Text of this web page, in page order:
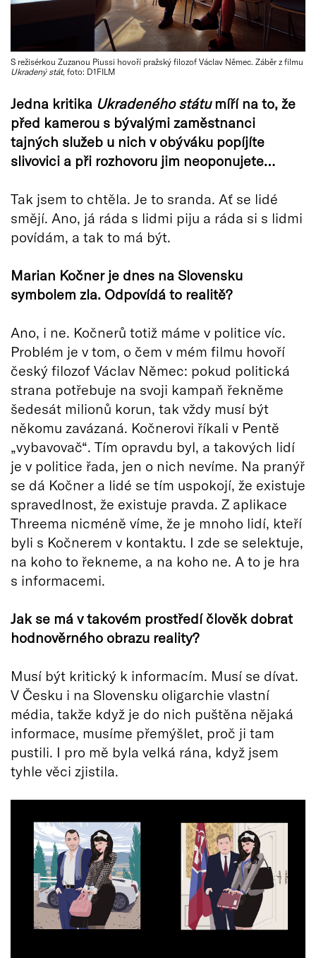
S režisérkou Zuzanou Piussi hovoří pražský filozof Václav Němec. Záběr z filmu
Ukradený stát, foto: D1FILM
Jedna kritika Ukradeného státumíří na to, že
před kamerou s bývalými zaměstnanci
tajných služeb u nich v obýváku popíjíte
slivovici a při rozhovoru jim neoponujete…
Tak jsem to chtěla. Je to sranda. Ať se lidé
smějí. Ano, já ráda s lidmi piju a ráda si s lidmi
povídám, a tak to má být.
Marian Kočner je dnes na Slovensku
symbolem zla. Odpovídá to realitě?
Ano, i ne. Kočnerů totiž máme v politice víc.
Problém je v tom, o čem v mém filmu hovoří
český filozof Václav Němec: pokud politická
strana potřebuje na svoji kampaň řekněme
šedesát milionů korun, tak vždy musí být
někomu zavázaná. Kočnerovi říkali v Pentě
„vybavovač“. Tím opravdu byl, a takových lidí
je v politice řada, jen o nich nevíme. Na pranýř
se dá Kočner a lidé se tím uspokojí, že existuje
spravedlnost, že existuje pravda. Z aplikace
Threema nicméně víme, že je mnoho lidí, kteří
byli s Kočnerem v kontaktu. I zde se selektuje,
na koho to řekneme, a na koho ne. A to je hra
s informacemi.
Jak se má v takovém prostředí člověk dobrat
hodnověrného obrazu reality?
Musí být kritický k informacím. Musí se dívat.
V Česku i na Slovensku oligarchie vlastní
média, takže když je do nich puštěna nějaká
informace, musíme přemýšlet, proč ji tam
pustili. I pro mě byla velká rána, když jsem
tyhle věci zjistila.